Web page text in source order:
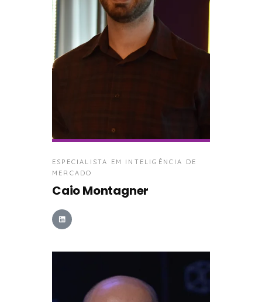
ESPECIALISTA EM INTELIGÊNCIA DE
MERCADO
Caio Montagner